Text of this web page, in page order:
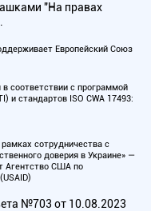
"На правах
Европейский Союз
соответствии с программой
и стандартов ISO CWA 17493:
сотрудничества с
доверия в Украине» —
Агентство США по
№703 от 10.08.2023